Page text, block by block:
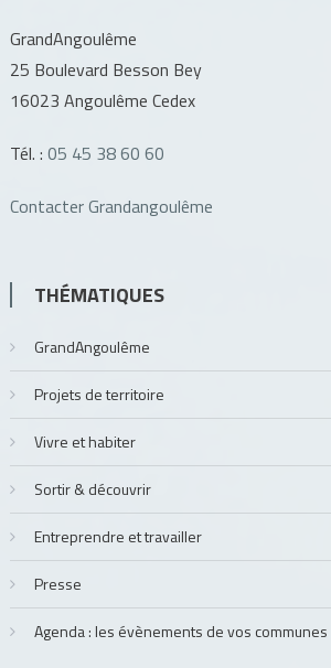
GrandAngoulême
25 Boulevard Besson Bey
16023 Angoulême Cedex
Tél. : 05 45 38 60 60
Contacter Grandangoulême
THÉMATIQUES
GrandAngoulême
Projets de territoire
Vivre et habiter
Sortir & découvrir
Entreprendre et travailler
Presse
Agenda : les évènements de vos communes